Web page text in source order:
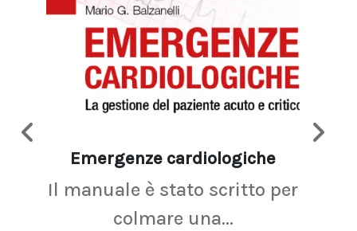
Emergenze cardiologiche
Il manuale è stato scritto per
colmare una...